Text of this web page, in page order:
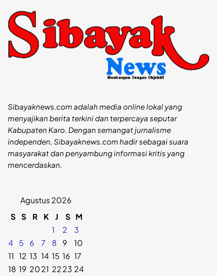
Sibayaknews.com adalah media online lokal yang
menyajikan berita terkini dan terpercaya seputar
Kabupaten Karo. Dengan semangat jurnalisme
independen, Sibayaknews.com hadir sebagai suara
masyarakat dan penyambung informasi kritis yang
mencerdaskan.
Agustus 2026
S S R K J S M
1
2
3
4
5 6 7 8 9
10
11 12 13 14 15 16 17
18 19 2021 2223 24